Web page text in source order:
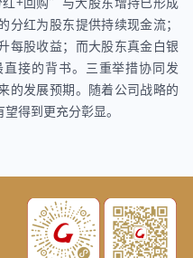
+回购”与大股东增持已形成
红为股东提供持续现金流；
每股收益；而大股东真金白银
接的背书。三重举措协同发
的发展预期。随着公司战略的
得到更充分彰显。